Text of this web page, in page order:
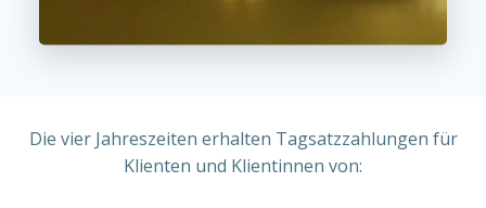
Die vier Jahreszeiten erhalten Tagsatzzahlungen für
Klienten und Klientinnen von: